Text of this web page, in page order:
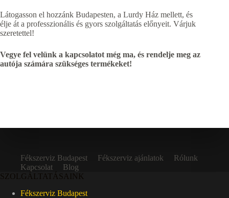
Látogasson el hozzánk Budapesten, a Lurdy Ház mellett, és
élje át a professzionális és gyors szolgáltatás előnyeit. Várjuk
szeretettel!
Vegye fel velünk a kapcsolatot még ma, és rendelje meg az
autója számára szükséges termékeket!
Fékszerviz Budapest Fékszerviz ajánlatok
Rólunk
Kapcsolat
Blog
SZOLGÁLTATÁSAINK
Fékszerviz Budapest